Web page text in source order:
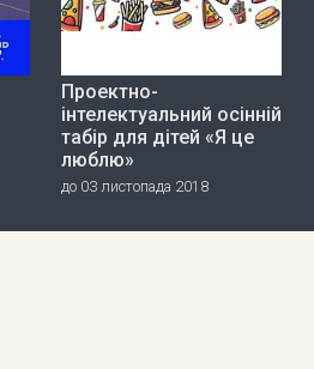
Проектно-
інтелектуальний осінній
табір для дітей «Я це
люблю»
до 03 листопада 2018